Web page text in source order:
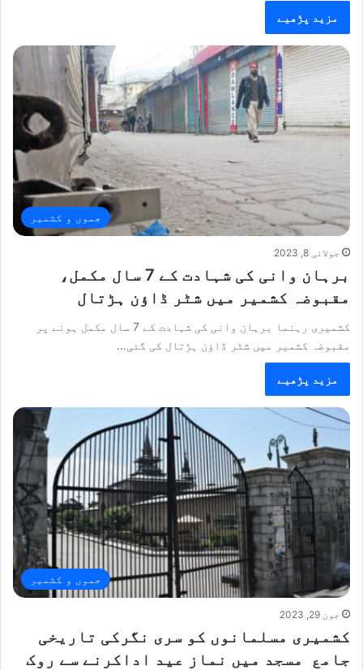
مزید پڑھیے
جموں و کشمیر
جولائی 8, 2023
برہان وانی کی شہادت کے 7 سال مکمل،
مقبوضہ کشمیر میں شٹر ڈاؤن ہڑتال
کشمیری رہنما برہان وانی کی شہادت کے 7 سال مکمل ہونے پر
مقبوضہ کشمیر میں شٹر ڈاؤن ہڑتال کی گئی…
مزید پڑھیے
جموں و کشمیر
جون 29, 2023
کشمیری مسلمانوں کو سری نگرکی تاریخی
جامع مسجد میں نماز عید اداکرنے سے روک